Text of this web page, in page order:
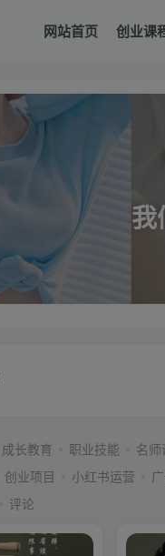
网站首页 创业课
我
成长教育 职业技能
名师
创业项目 小红书运营
评论